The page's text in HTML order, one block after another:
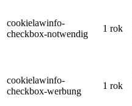
cookielawinfo-
checkbox-notwendig
1 rok
cookielawinfo-
checkbox-werbung
1 rok